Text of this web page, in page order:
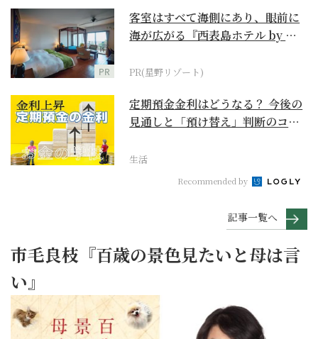
PR
客室はすべて海側にあり、眼前に
海が広がる『西表島ホテル by 星
PR(星野リゾート)
定期預金金利はどうなる？ 今後の
見通しと「預け替え」判断のコツ
生活
Recommended by
記事一覧へ
市毛良枝『百歳の景色見たいと母は言
い』